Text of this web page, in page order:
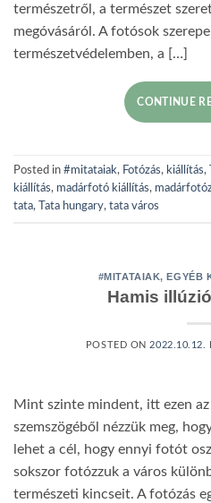
természetről, a természet
megóvásáról. A fotósok
természetvédelemben, a […]
CONTINUE
Posted in #mitataiak, Fotózás, kiállítás,
kiállítás, madárfotó kiállítás,
tata, Tata hungary, tata város
#MITATAIAK,EGYÉB
Hamis
POSTED ON2022.10.12.
Mint szinte mindent, itt ezen
szemszögéből nézzük meg,
lehet a cél, hogy ennyi fotót
sokszor fotózzuk a város
természeti kincseit. A fotózás